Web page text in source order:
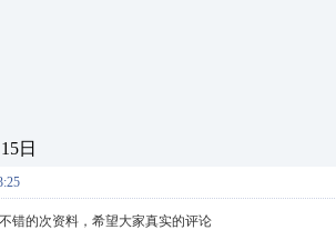
日
错的次资料，希望大家真实的评论